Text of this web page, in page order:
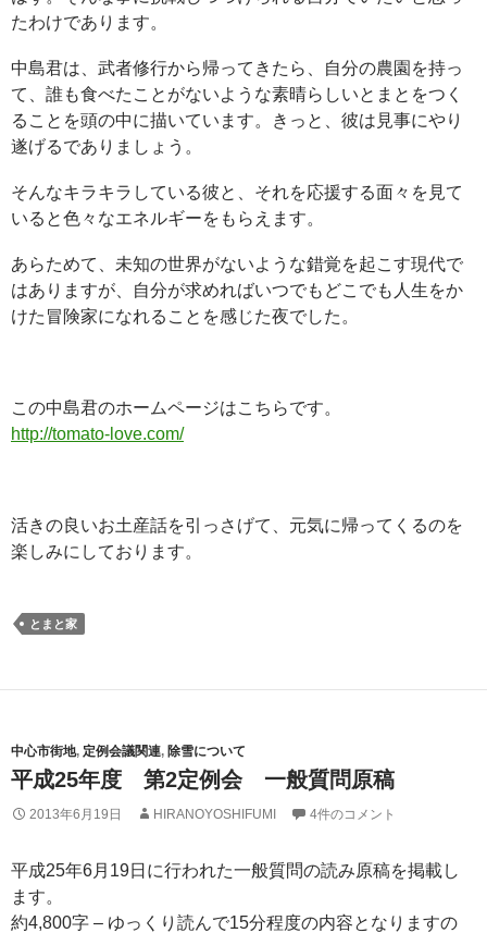
たわけであります。
中島君は、武者修行から帰ってきたら、自分の農園を持っ
て、誰も食べたことがないような素晴らしいとまとをつく
ることを頭の中に描いています。きっと、彼は見事にやり
遂げるでありましょう。
そんなキラキラしている彼と、それを応援する面々を見て
いると色々なエネルギーをもらえます。
あらためて、未知の世界がないような錯覚を起こす現代で
はありますが、自分が求めればいつでもどこでも人生をか
けた冒険家になれることを感じた夜でした。
この中島君のホームページはこちらです。
http://tomato-love.com/
活きの良いお土産話を引っさげて、元気に帰ってくるのを
楽しみにしております。
とまと家
中心市街地, 定例会議関連, 除雪について
平成25年度 第2定例会 一般質問原稿
2013年6月19日 HIRANOYOSHIFUMI 4件のコメント
平成25年6月19日に行われた一般質問の読み原稿を掲載し
ます。
約4,800字 – ゆっくり読んで15分程度の内容となりますの